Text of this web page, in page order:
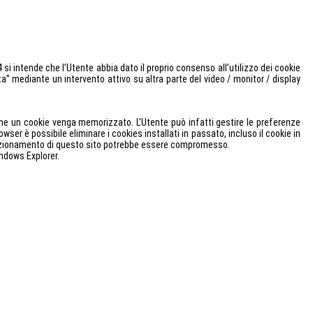
intende che l’Utente abbia dato il proprio consenso all’utilizzo dei cookie
mediante un intervento attivo su altra parte del video / monitor / display
un cookie venga memorizzato. L’Utente può infatti gestire le preferenze
è possibile eliminare i cookies installati in passato, incluso il cookie in
di questo sito potrebbe essere compromesso.
Explorer.